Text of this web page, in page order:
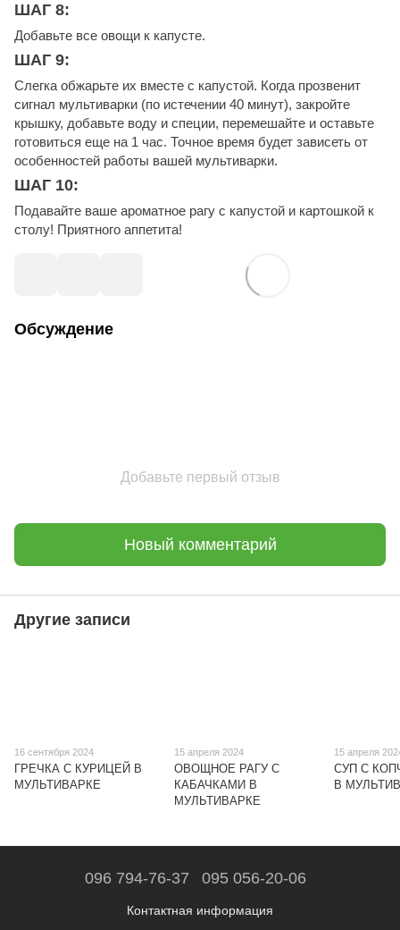
ШАГ 8:
Добавьте все овощи к капусте.
ШАГ 9:
Слегка обжарьте их вместе с капустой. Когда прозвенит
сигнал мультиварки (по истечении 40 минут), закройте
крышку, добавьте воду и специи, перемешайте и оставьте
готовиться еще на 1 час. Точное время будет зависеть от
особенностей работы вашей мультиварки.
ШАГ 10:
Подавайте ваше ароматное рагу с капустой и картошкой к
столу! Приятного аппетита!
Обсуждение
Добавьте первый отзыв
Новый комментарий
Другие записи
16 сентября 2024
ГРЕЧКА С КУРИЦЕЙ В
МУЛЬТИВАРКЕ
15 апреля 2024
ОВОЩНОЕ РАГУ С
КАБАЧКАМИ В
МУЛЬТИВАРКЕ
15 апреля
СУП С
В
096 794-76-37 095 056-20-06
Контактная информация